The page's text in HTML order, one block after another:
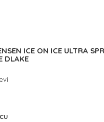
ICE ON ICE ULTRA
DLAKE